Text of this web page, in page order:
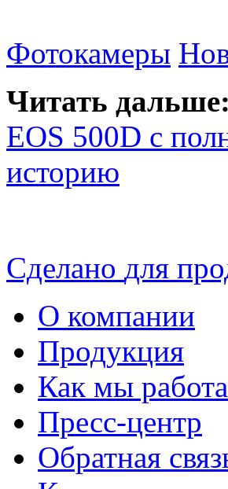
Фотокамеры
Читать дальше:
EOS 500D с
историю
Сделано для
О компании
Продукция
Как мы
Пресс-центр
Обратная